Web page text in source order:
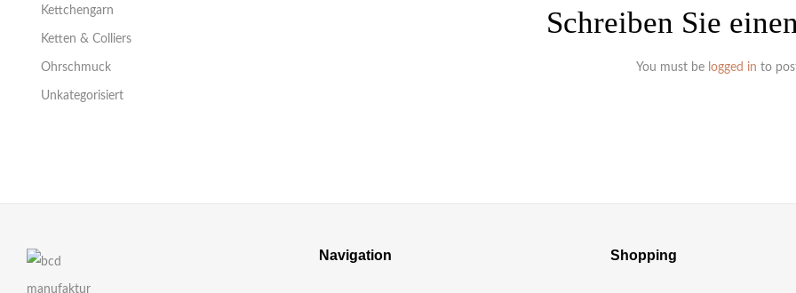
Kettchengarn
Ketten & Colliers
Ohrschmuck
Unkategorisiert
Schreiben Sie
You must be logged in to
Navigation Shopping